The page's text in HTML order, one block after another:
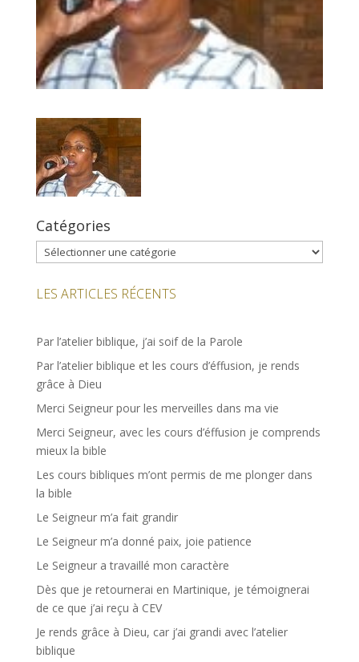
Catégories
Catégories
LES ARTICLES RÉCENTS
Par l’atelier biblique, j’ai soif de la Parole
Par l’atelier biblique et les cours d’éffusion, je rends
grâce à Dieu
Merci Seigneur pour les merveilles dans ma vie
Merci Seigneur, avec les cours d’éffusion je comprends
mieux la bible
Les cours bibliques m’ont permis de me plonger dans
la bible
Le Seigneur m’a fait grandir
Le Seigneur m’a donné paix, joie patience
Le Seigneur a travaillé mon caractère
Dès que je retournerai en Martinique, je témoignerai
de ce que j’ai reçu à CEV
Je rends grâce à Dieu, car j’ai grandi avec l’atelier
biblique